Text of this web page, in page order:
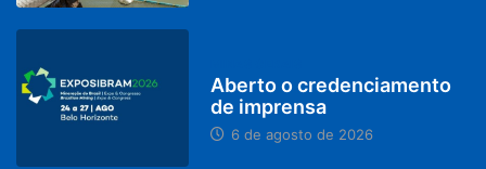
Aberto o credenciamento
de imprensa
6 de agosto de 2026